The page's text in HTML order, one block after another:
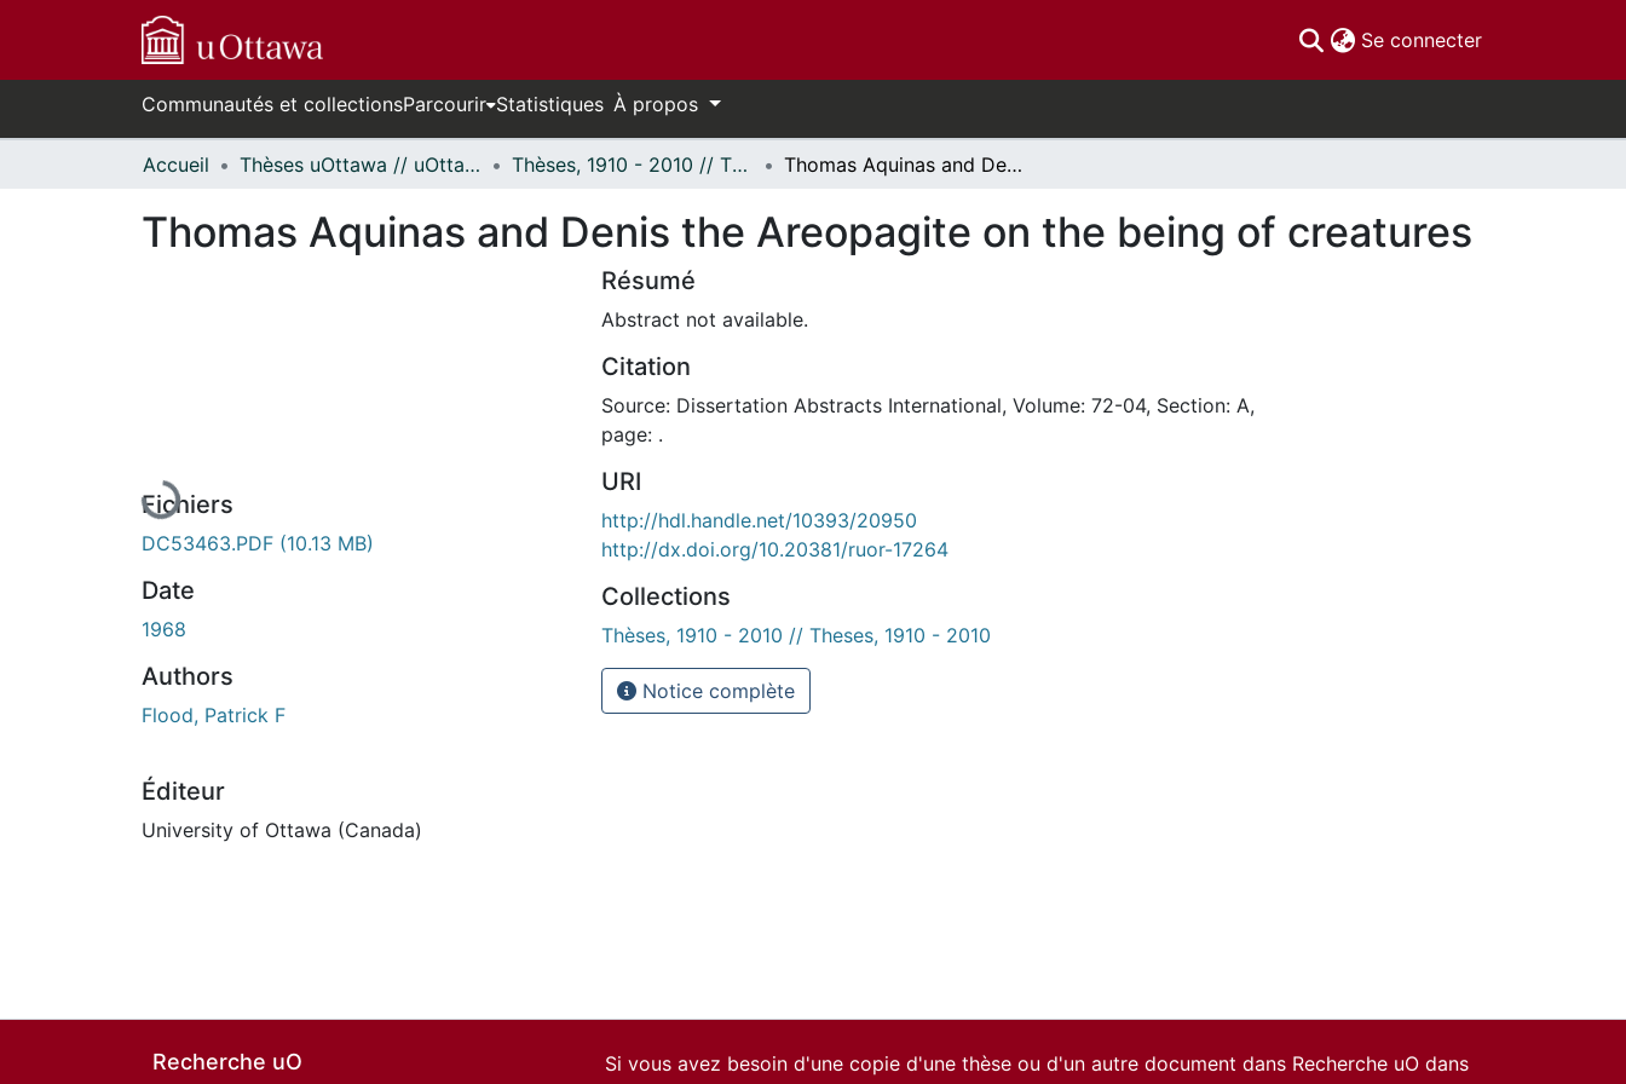
Se connecter(current)
Communautés et collectionsParcourir Statistiques À propos
Accueil Thèses uOttawa // uOttawa Theses Thèses, 1910 - 2010 // Theses, 1910 - 2010 Thomas Aquinas and Denis the Areopagite on the being of creatures
Thomas Aquinas and Denis the Areopagite on the being of creatures
En cours de chargement...
Fichiers
DC53463.PDF (10.13 MB)
Date
1968
Authors
Flood, Patrick F
Éditeur
University of Ottawa (Canada)
Résumé
Abstract not available.
Citation
Source: Dissertation Abstracts International, Volume: 72-04, Section: A,
page: .
URI
http://hdl.handle.net/10393/20950
http://dx.doi.org/10.20381/ruor-17264
Collections
Thèses, 1910 - 2010 // Theses, 1910 - 2010
Notice complète
Recherche uO
Si vous avez besoin d'une copie d'une thèse ou d'un autre document dans Recherche uO dans